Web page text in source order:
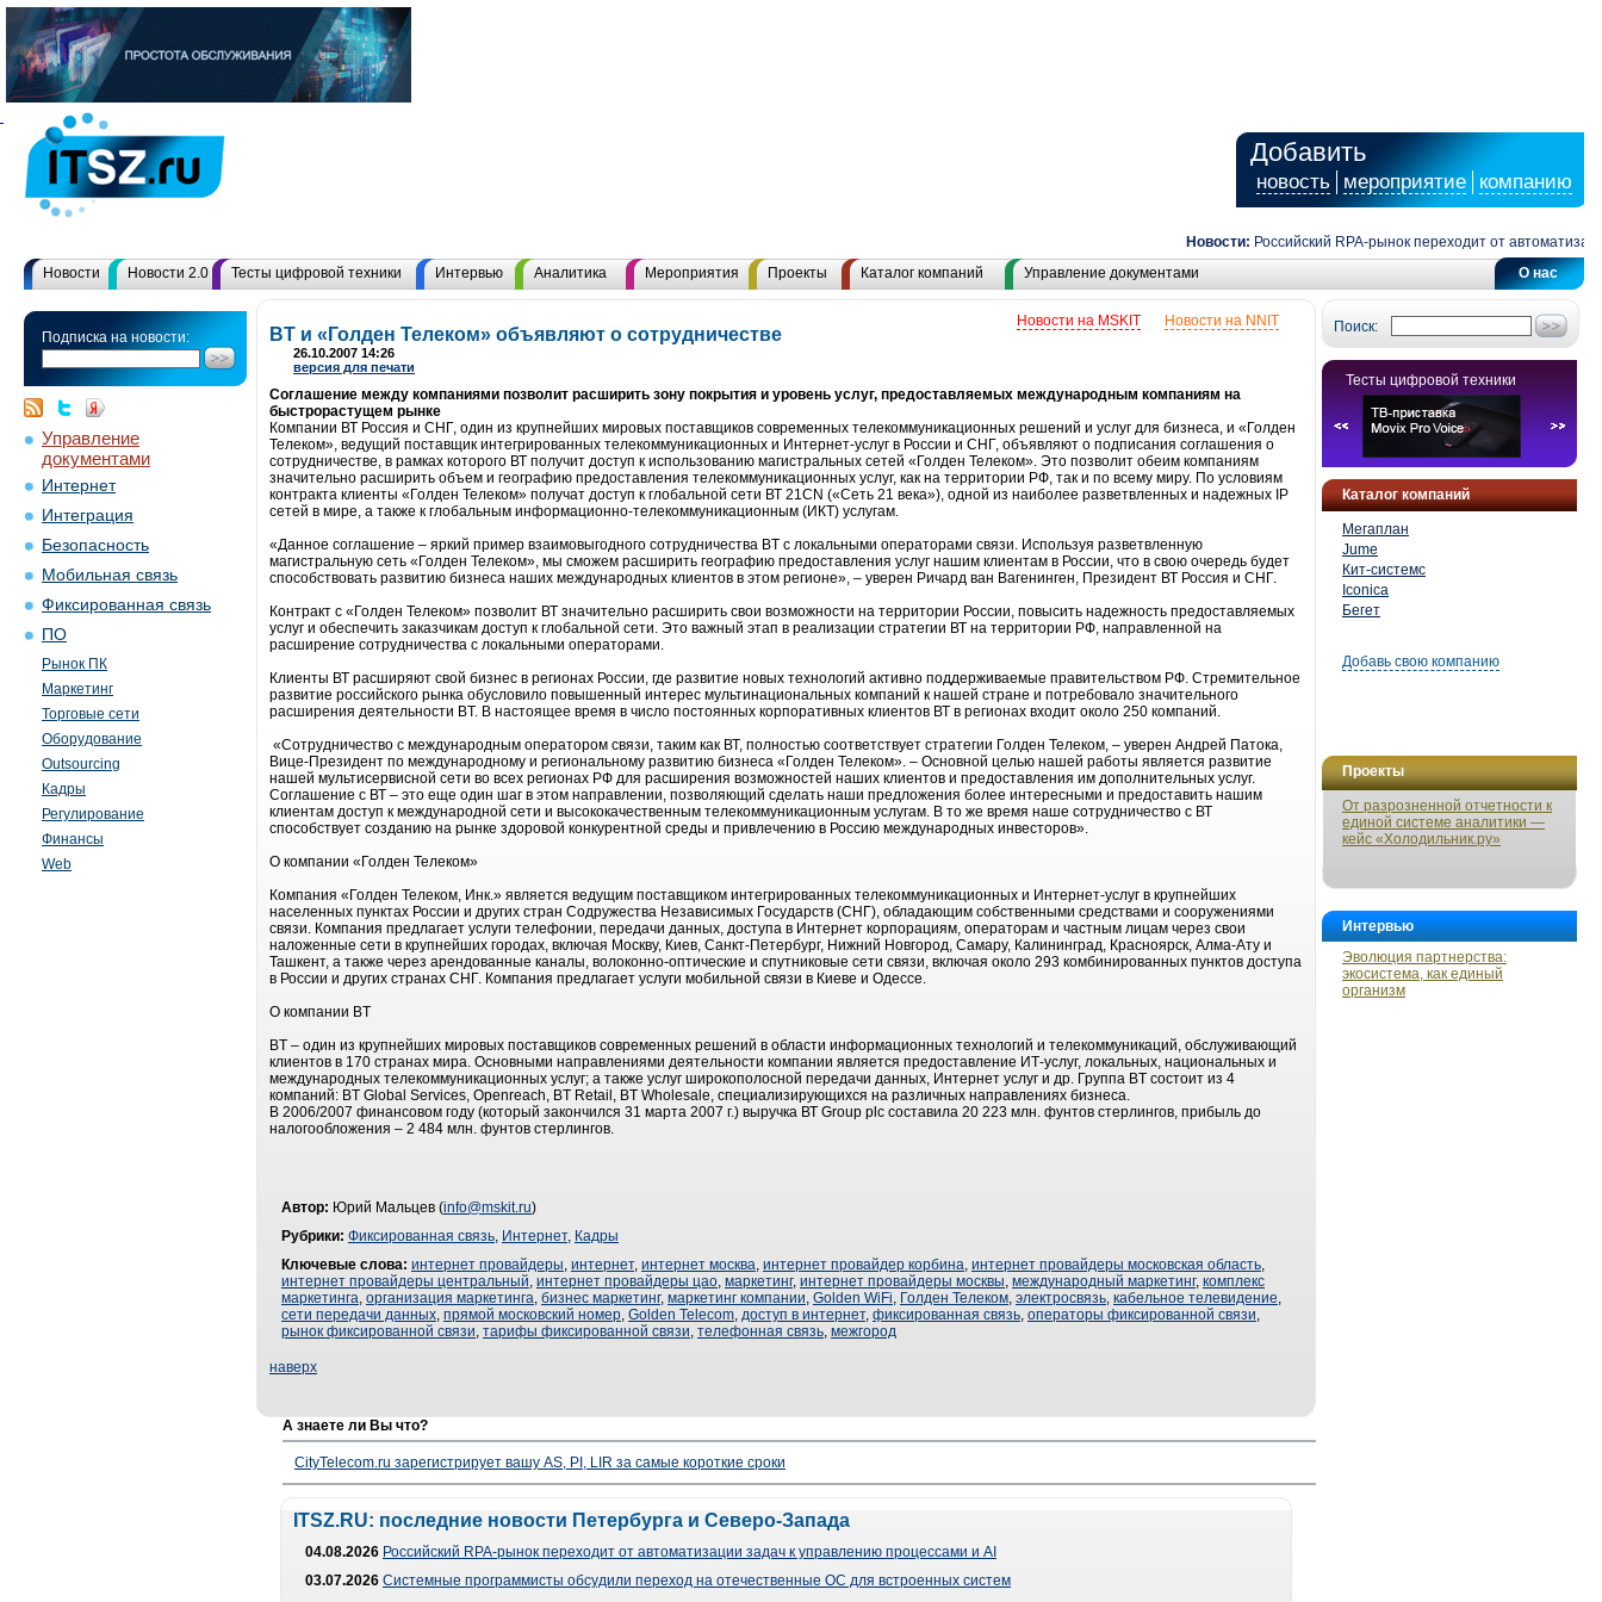
Добавить
новость мероприятие компанию
Новости: Российский RPA-рынок переходит от
О нас
Новости Новости 2.0 Тесты цифровой техники Интервью Аналитика Мероприятия Проекты Каталог компаний Управление документами
Подписка на новости:
Управление
документами
Интернет
Интеграция
Безопасность
Мобильная связь
Фиксированная связь
ПО
Рынок ПК
Маркетинг
Торговые сети
Оборудование
Outsourcing
Кадры
Регулирование
Финансы
Web
Поиск:
Тесты цифровой техники
Каталог компаний
Мегаплан
Jume
Кит-системс
Iconica
Бегет
Добавь свою компанию
Проекты
От разрозненной отчетности к
единой системе аналитики —
кейс «Холодильник.ру»
Интервью
Эволюция партнерства:
экосистема, как единый
организм
Новости на NNIT
Новости на MSKIT
BT и «Голден Телеком» объявляют о сотрудничестве
26.10.2007 14:26
версия для печати
Соглашение между компаниями позволит расширить зону покрытия и уровень услуг, предоставляемых международным компаниям на
быстрорастущем рынке
Компании ВТ Россия и СНГ, один из крупнейших мировых поставщиков современных телекоммуникационных решений и услуг для бизнеса, и «Голден
Телеком», ведущий поставщик интегрированных телекоммуникационных и Интернет-услуг в России и СНГ, объявляют о подписания соглашения о
сотрудничестве, в рамках которого ВТ получит доступ к использованию магистральных сетей «Голден Телеком». Это позволит обеим компаниям
значительно расширить объем и географию предоставления телекоммуникационных услуг, как на территории РФ, так и по всему миру. По условиям
контракта клиенты «Голден Телеком» получат доступ к глобальной сети ВТ 21CN («Сеть 21 века»), одной из наиболее разветвленных и надежных IP
сетей в мире, а также к глобальным информационно-телекоммуникационным (ИКТ) услугам.
«Данное соглашение – яркий пример взаимовыгодного сотрудничества BT с локальными операторами связи. Используя разветвленную
магистральную сеть «Голден Телеком», мы сможем расширить географию предоставления услуг нашим клиентам в России, что в свою очередь будет
способствовать развитию бизнеса наших международных клиентов в этом регионе», – уверен Ричард ван Вагенинген, Президент ВТ Россия и СНГ.
Контракт с «Голден Телеком» позволит ВТ значительно расширить свои возможности на территории России, повысить надежность предоставляемых
услуг и обеспечить заказчикам доступ к глобальной сети. Это важный этап в реализации стратегии ВТ на территории РФ, направленной на
расширение сотрудничества с локальными операторами.
Клиенты ВТ расширяют свой бизнес в регионах России, где развитие новых технологий активно поддерживаемые правительством РФ. Стремительное
развитие российского рынка обусловило повышенный интерес мультинациональных компаний к нашей стране и потребовало значительного
расширения деятельности BT. В настоящее время в число постоянных корпоративных клиентов ВТ в регионах входит около 250 компаний.
«Сотрудничество с международным оператором связи, таким как ВТ, полностью соответствует стратегии Голден Телеком, – уверен Андрей Патока,
Вице-Президент по международному и региональному развитию бизнеса «Голден Телеком». – Основной целью нашей работы является развитие
нашей мультисервисной сети во всех регионах РФ для расширения возможностей наших клиентов и предоставления им дополнительных услуг.
Соглашение с ВТ – это еще один шаг в этом направлении, позволяющий сделать наши предложения более интересными и предоставить нашим
клиентам доступ к международной сети и высококачественным телекоммуникационным услугам. В то же время наше сотрудничество с ВТ
способствует созданию на рынке здоровой конкурентной среды и привлечению в Россию международных инвесторов».
О компании «Голден Телеком»
Компания «Голден Телеком, Инк.» является ведущим поставщиком интегрированных телекоммуникационных и Интернет-услуг в крупнейших
населенных пунктах России и других стран Содружества Независимых Государств (СНГ), обладающим собственными средствами и сооружениями
связи. Компания предлагает услуги телефонии, передачи данных, доступа в Интернет корпорациям, операторам и частным лицам через свои
наложенные сети в крупнейших городах, включая Москву, Киев, Санкт-Петербург, Нижний Новгород, Самару, Калининград, Красноярск, Алма-Ату и
Ташкент, а также через арендованные каналы, волоконно-оптические и спутниковые сети связи, включая около 293 комбинированных пунктов доступа
в России и других странах СНГ. Компания предлагает услуги мобильной связи в Киеве и Одессе.
О компании BT
BT – один из крупнейших мировых поставщиков современных решений в области информационных технологий и телекоммуникаций, обслуживающий
клиентов в 170 странах мира. Основными направлениями деятельности компании является предоставление ИТ-услуг, локальных, национальных и
международных телекоммуникационных услуг; а также услуг широкополосной передачи данных, Интернет услуг и др. Группа BT состоит из 4
компаний: BT Global Services, Openreach, BT Retail, BT Wholesale, специализирующихся на различных направлениях бизнеса.
В 2006/2007 финансовом году (который закончился 31 марта 2007 г.) выручка ВТ Group plc составила 20 223 млн. фунтов стерлингов, прибыль до
налогообложения – 2 484 млн. фунтов стерлингов.
Автор: Юрий Мальцев (info@mskit.ru)
Рубрики: Фиксированная связь, Интернет, Кадры
Ключевые слова: интернет провайдеры, интернет, интернет москва, интернет провайдер корбина, интернет провайдеры московская область,
интернет провайдеры центральный, интернет провайдеры цао, маркетинг, интернет провайдеры москвы, международный маркетинг, комплекс
маркетинга, организация маркетинга, бизнес маркетинг, маркетинг компании, Golden WiFi, Голден Телеком, электросвязь, кабельное телевидение,
сети передачи данных, прямой московский номер, Golden Telecom, доступ в интернет, фиксированная связь, операторы фиксированной связи,
рынок фиксированной связи, тарифы фиксированной связи, телефонная связь, межгород
наверх
А знаете ли Вы что?
CityTelecom.ru зарегистрирует вашу AS, PI, LIR за самые короткие сроки
ITSZ.RU: последние новости Петербурга и Северо-Запада
04.08.2026 Российский RPA-рынок переходит от автоматизации задач к управлению процессами и AI
03.07.2026 Системные программисты обсудили переход на отечественные ОС для встроенных систем